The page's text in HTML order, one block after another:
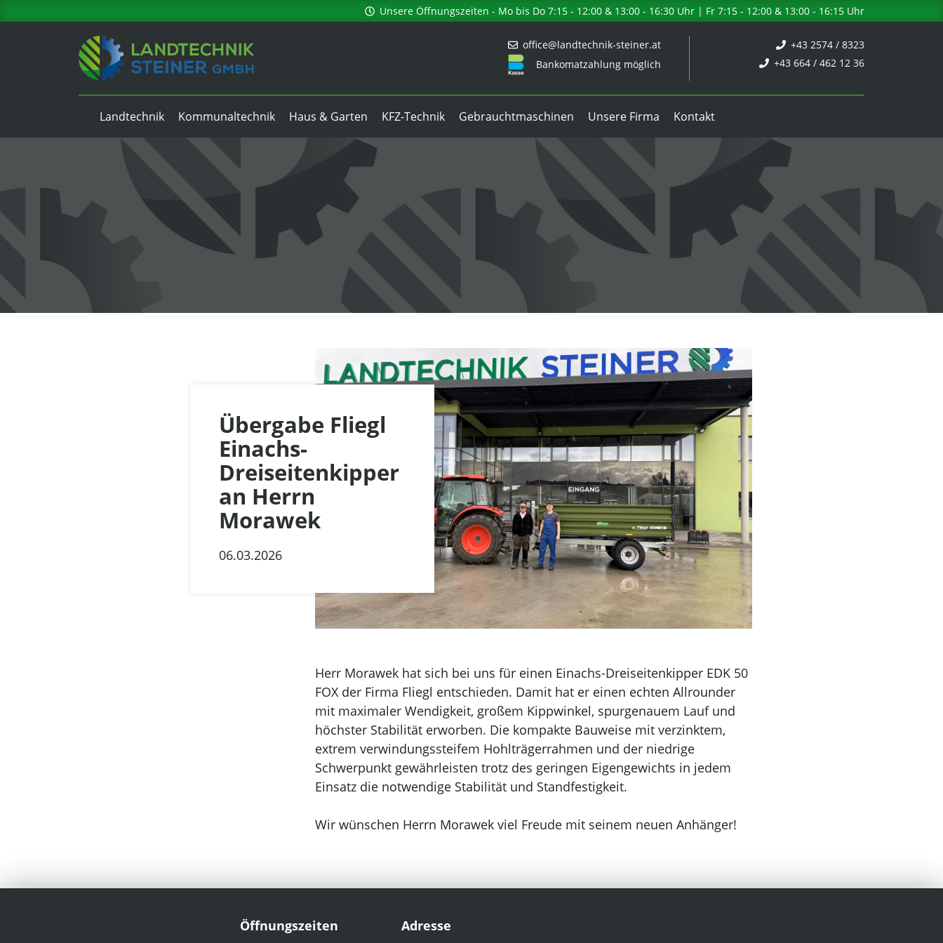
Inhalt
Unsere Öffnungszeiten - Mo bis Do 7:15 - 12:00 & 13:00 - 16:30 Uhr | Fr 7:15 - 12:00 & 13:00 - 16:15 Uhr
office@landtechnik-steiner.at
Bankomatzahlung möglich
+43 2574 / 8323
+43 664 / 462 12 36
Landtechnik Kommunaltechnik Haus & Garten KFZ-Technik Gebrauchtmaschinen Unsere Firma Kontakt
Übergabe Fliegl
Einachs-
Dreiseitenkipper
an Herrn
Morawek
06.03.2026
Herr Morawek hat sich bei uns für einen Einachs-Dreiseitenkipper EDK 50
FOX der Firma Fliegl entschieden. Damit hat er einen echten Allrounder
mit maximaler Wendigkeit, großem Kippwinkel, spurgenauem Lauf und
höchster Stabilität erworben. Die kompakte Bauweise mit verzinktem,
extrem verwindungssteifem Hohlträgerrahmen und der niedrige
Schwerpunkt gewährleisten trotz des geringen Eigengewichts in jedem
Einsatz die notwendige Stabilität und Standfestigkeit.
Wir wünschen Herrn Morawek viel Freude mit seinem neuen Anhänger!
Öffnungszeiten Adresse